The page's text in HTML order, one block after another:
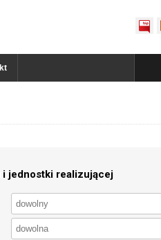
i jednostki realizującej